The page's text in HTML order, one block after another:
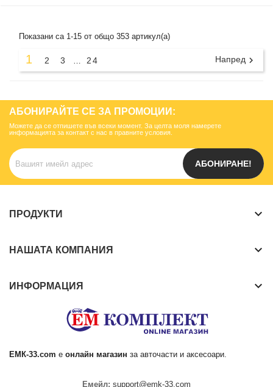
Показани са 1-15 от общо 353 артикул(а)
1 2 3 … 24 Напред 
АБОНИРАЙТЕ СЕ ЗА ПРОМОЦИИ:
Можете да се отпишете във всеки момент. За целта моля намерете
информацията за контакт с нас в правните условия.
АБОНИРАНЕ!
ПРОДУКТИ keyboard_arrow_down
НАШАТА КОМПАНИЯ keyboard_arrow_down
ИНФОРМАЦИЯ keyboard_arrow_down
ЕМК-33.com е онлайн магазин за авточасти и аксесоари.
Емейл: support@emk-33.com